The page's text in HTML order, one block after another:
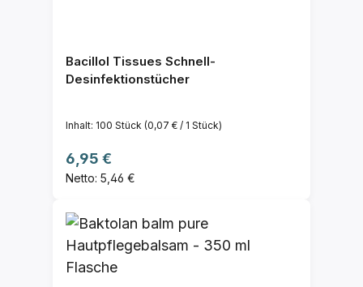
Bacillol Tissues Schnell-
Desinfektionstücher
Inhalt: 100 Stück (0,07 € / 1 Stück)
Regulärer Preis:
6,95 €
Netto: 5,46 €